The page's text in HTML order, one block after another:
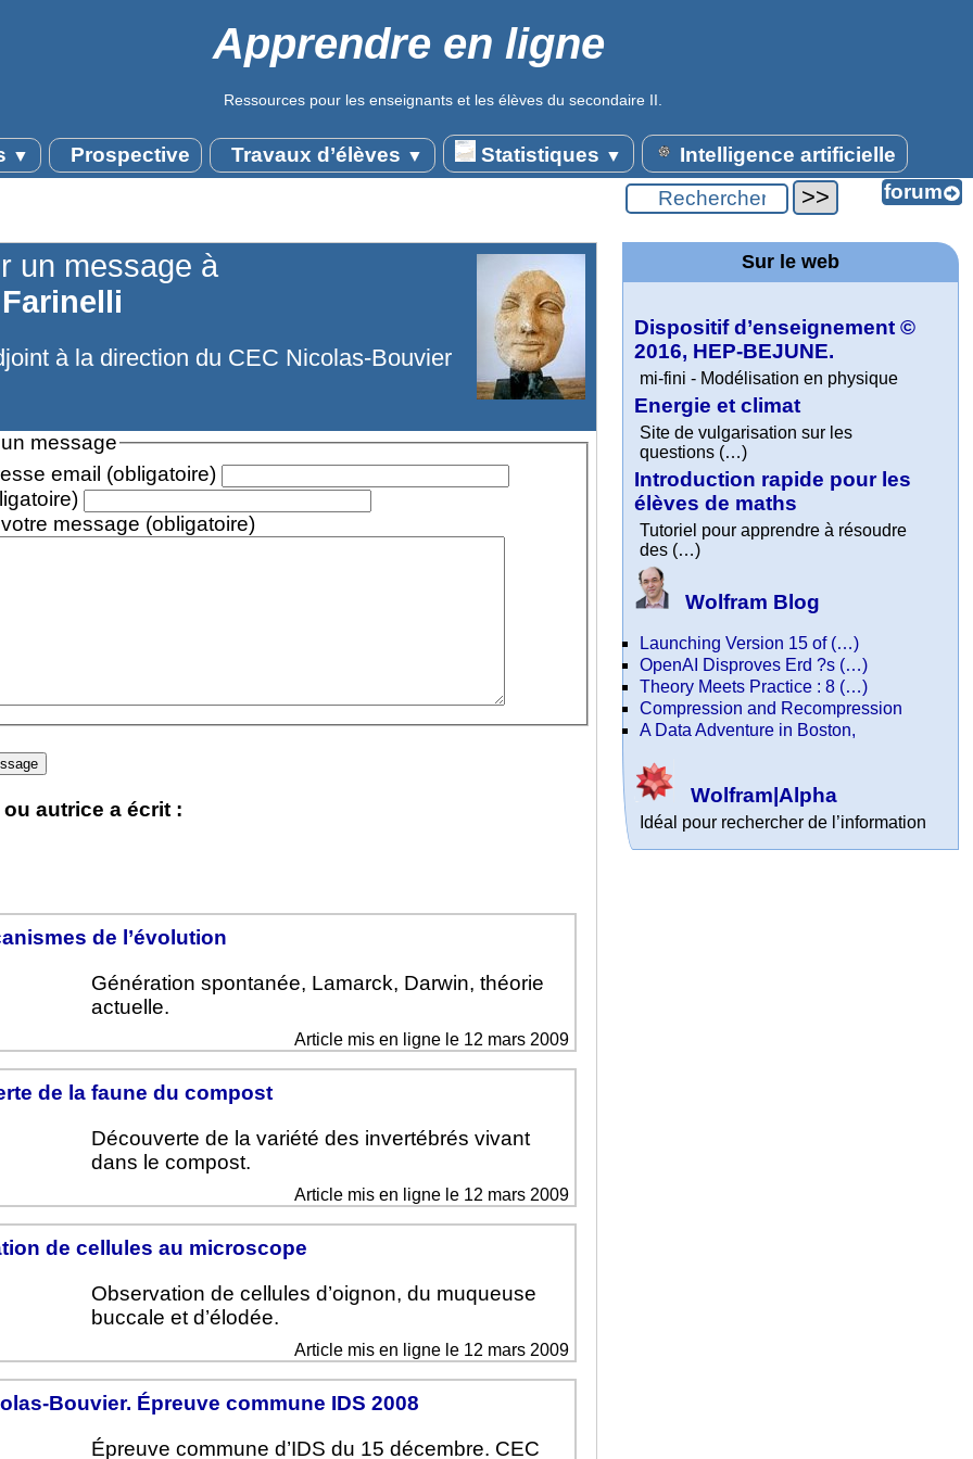
Apprendre en ligne
Ressources pour les enseignants et les élèves du secondaire II.
▼ Prospective Travaux d’élèves ▼ Statistiques ▼ Intelligence artificielle
un message à
à la direction du CEC Nicolas-Bouvier
message
email (obligatoire)
message (obligatoire)
autrice a écrit :
de l’évolution
Génération spontanée, Lamarck, Darwin, théorie
actuelle.
Article mis en ligne le 12 mars 2009
de la faune du compost
Découverte de la variété des invertébrés vivant
dans le compost.
Article mis en ligne le 12 mars 2009
de cellules au microscope
Observation de cellules d’oignon, du muqueuse
buccale et d’élodée.
Article mis en ligne le 12 mars 2009
Bouvier. Épreuve commune IDS 2008
Épreuve commune d’IDS du 15 décembre. CEC
Sur le web
Dispositif d’enseignement ©
2016, HEP-BEJUNE.
mi-fini - Modélisation en physique
Energie et climat
Site de vulgarisation sur les
questions (…)
Introduction rapide pour les
élèves de maths
Tutoriel pour apprendre à résoudre
des (…)
Wolfram Blog
Launching Version 15 of (…)
OpenAI Disproves Erd ?s (…)
Theory Meets Practice : 8 (…)
Compression and Recompression
A Data Adventure in Boston,
Wolfram|Alpha
Idéal pour rechercher de l’information